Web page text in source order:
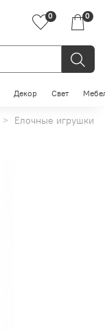
0 0
Декор Свет
Елочные игрушки